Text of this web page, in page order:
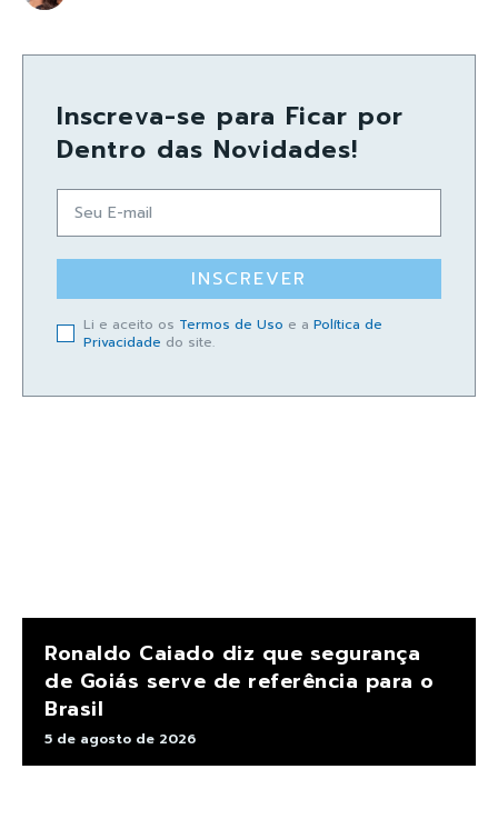
Inscreva-se para Ficar por
Dentro das Novidades!
INSCREVER
Li e aceito os Termos de Uso e a Política de
Privacidade do site.
Ronaldo Caiado diz que segurança
de Goiás serve de referência para o
Brasil
5 de agosto de 2026